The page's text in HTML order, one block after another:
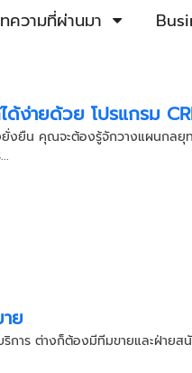
ความที่ผ่านมา
ด้ง่ายด้วย โปรแกรม
ยั่งยืน คุณจะต้องรู้จักวางแผนกลยุ
ย
การ ต่างก็ต้องมีทีมขายและฝ่ายส